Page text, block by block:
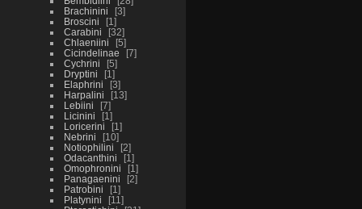
Brachinini
3
Broscini
1
Carabini
32
Chlaeniini
5
Cicindelinae
7
Cychrini
5
Dryptini
1
Elaphrini
3
Harpalini
13
Lebiini
7
Licinini
1
Loricerini
1
Nebrini
10
Notiophilini
2
Odacanthini
1
Omophronini
1
Panagaenini
2
Patrobini
1
Platynini
11